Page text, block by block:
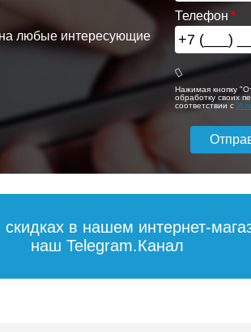
любые интересующие
Телефон
Нажимая кнопку
обработку своих
соответствии с
в нашем интернет-
наш Telegram.Канал